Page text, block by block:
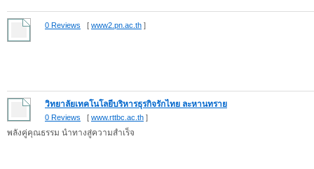
0 Reviews [ www2.pn.ac.th ]
วิทยาลัยเทคโนโลยีบริหารธุรกิจรักไทย ละหานทราย
0 Reviews [ www.rttbc.ac.th ]
พลังคู่คุณธรรม นำทางสู่ความสำเร็จ